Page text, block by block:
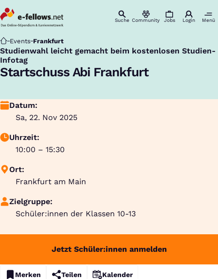
Suche Community Jobs Login Menü
Startseite
Events Frankfurt
Studienwahl leicht gemacht beim kostenlosen Studien-
Infotag
:
Startschuss Abi Frankfurt
Datum:
Sa, 22. Nov 2025
Uhrzeit:
10:00 – 15:30
Ort:
Frankfurt am Main
Zielgruppe:
Schüler:innen der Klassen 10-13
Jetzt Schüler:innen anmelden
Merken Teilen Kalender